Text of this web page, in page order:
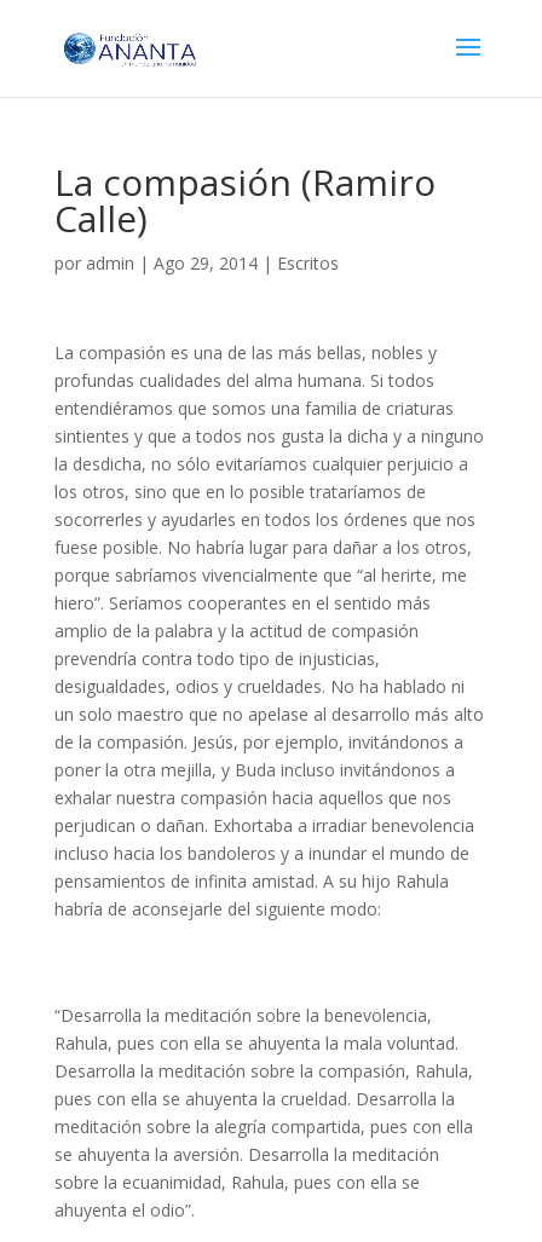
La compasión (Ramiro
Calle)
por admin | Ago 29, 2014| Escritos
La compasión es una de las más bellas, nobles y
profundas cualidades del alma humana. Si todos
entendiéramos que somos una familia de criaturas
sintientes y que a todos nos gusta la dicha y a ninguno
la desdicha, no sólo evitaríamos cualquier perjuicio a
los otros, sino que en lo posible trataríamos de
socorrerles y ayudarles en todos los órdenes que nos
fuese posible. No habría lugar para dañar a los otros,
porque sabríamos vivencialmente que “al herirte, me
hiero”. Seríamos cooperantes en el sentido más
amplio de la palabra y la actitud de compasión
prevendría contra todo tipo de injusticias,
desigualdades, odios y crueldades. No ha hablado ni
un solo maestro que no apelase al desarrollo más alto
de la compasión. Jesús, por ejemplo, invitándonos a
poner la otra mejilla, y Buda incluso invitándonos a
exhalar nuestra compasión hacia aquellos que nos
perjudican o dañan. Exhortaba a irradiar benevolencia
incluso hacia los bandoleros y a inundar el mundo de
pensamientos de infinita amistad. A su hijo Rahula
habría de aconsejarle del siguiente modo:
“Desarrolla la meditación sobre la benevolencia,
Rahula, pues con ella se ahuyenta la mala voluntad.
Desarrolla la meditación sobre la compasión, Rahula,
pues con ella se ahuyenta la crueldad. Desarrolla la
meditación sobre la alegría compartida, pues con ella
se ahuyenta la aversión. Desarrolla la meditación
sobre la ecuanimidad, Rahula, pues con ella se
ahuyenta el odio”.